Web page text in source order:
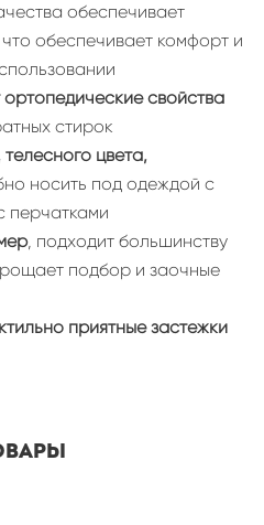
обеспечивает
обеспечивает комфорт и
свойства
стирок
цвета,
носить под одеждой с
перчатками
, подходит большинству
подбор и заочные
приятные застежки